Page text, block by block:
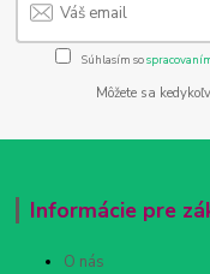
Súhlasím so
Môžete sa
Informácie pre
O nás